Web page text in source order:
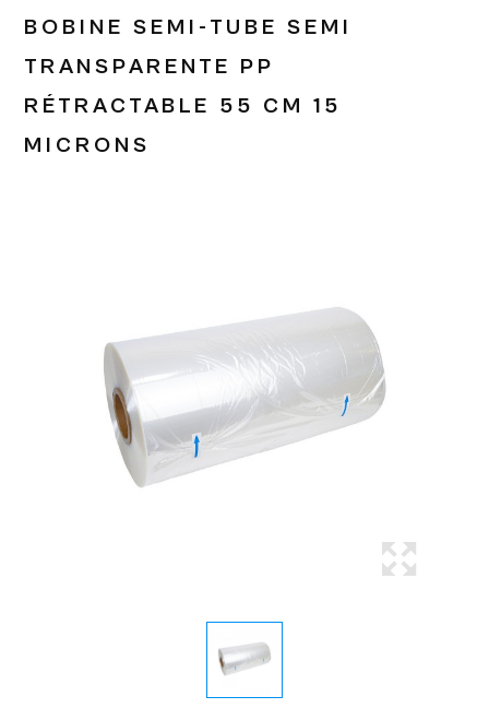
BOBINE SEMI-TUBE SEMI
TRANSPARENTE PP
RÉTRACTABLE 55 CM 15
MICRONS